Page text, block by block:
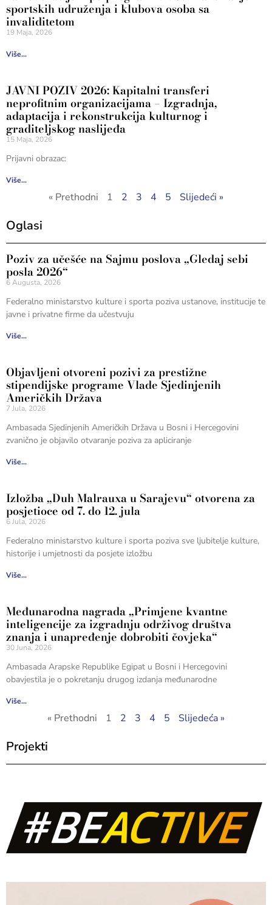
sportskih udruženja i klubova osoba sa
invaliditetom
19 Maja, 2026
Više...
JAVNI POZIV 2026: Kapitalni transferi
neprofitnim organizacijama – Izgradnja,
adaptacija i rekonstrukcija kulturnog i
graditeljskog naslijeđa
15 Maja, 2026
Prijavni obrazac:
Više...
« Prethodni 1 2 3 4 5 Slijedeći »
Oglasi
Poziv za učešće na Sajmu poslova „Gledaj sebi
posla 2026“
6 Augusta, 2026
Federalno ministarstvo kulture i sporta poziva ustanove, institucije te
javne i privatne firme da učestvuju
Više...
Objavljeni otvoreni pozivi za prestižne
stipendijske programe Vlade Sjedinjenih
Američkih Država
7 Jula, 2026
Ambasada Sjedinjenih Američkih Država u Bosni i Hercegovini
zvanično je objavilo otvaranje poziva za apliciranje
Više...
Izložba „Duh Malrauxa u Sarajevu“ otvorena za
posjetioce od 7. do 12. jula
6 Jula, 2026
Federalno ministarstvo kulture i sporta poziva sve ljubitelje kulture,
historije i umjetnosti da posjete izložbu
Više...
Međunarodna nagrada „Primjene kvantne
inteligencije za izgradnju održivog društva
znanja i unapređenje dobrobiti čovjeka“
30 Juna, 2026
Ambasada Arapske Republike Egipat u Bosni i Hercegovini
obavjestila je o pokretanju drugog izdanja međunarodne
Više...
« Prethodni 1 2 3 4 5 Slijedeća »
Projekti